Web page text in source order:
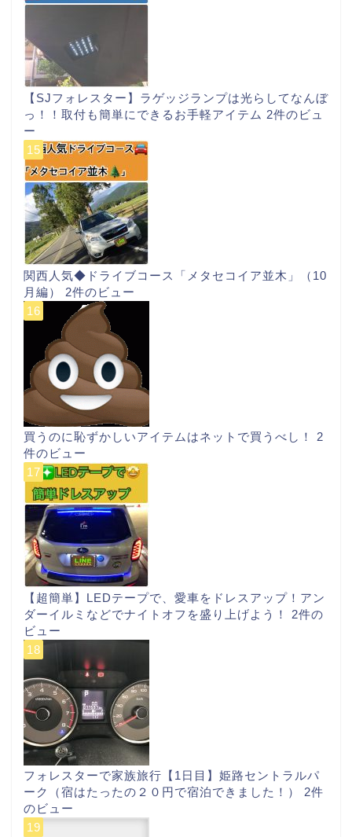
【SJフォレスター】ラゲッジランプは光らしてなんぼ
っ！！取付も簡単にできるお手軽アイテム 2件のビュ
ー
関西人気◆ドライブコース「メタセコイア並木」（10
月編） 2件のビュー
買うのに恥ずかしいアイテムはネットで買うべし！ 2
件のビュー
【超簡単】LEDテープで、愛車をドレスアップ！アン
ダーイルミなどでナイトオフを盛り上げよう！ 2件の
ビュー
フォレスターで家族旅行【1日目】姫路セントラルパ
ーク（宿はたったの２０円で宿泊できました！） 2件
のビュー